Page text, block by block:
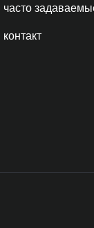
часто
контакт